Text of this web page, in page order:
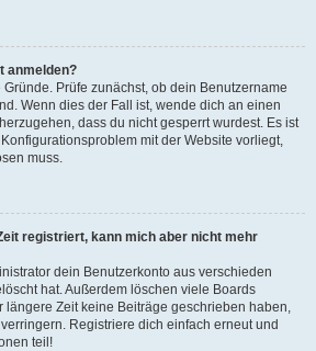
anmelden?
Prüfe zunächst, ob dein Benutzername
Wenn dies der Fall ist, wende dich an einen
dass du nicht gesperrt wurdest. Es ist
mit der Website vorliegt,
muss.
registriert, kann mich aber nicht mehr
dein Benutzerkonto aus verschieden
hat. Außerdem löschen viele Boards
längere Zeit keine Beiträge geschrieben haben,
Registriere dich einfach erneut und
teil!